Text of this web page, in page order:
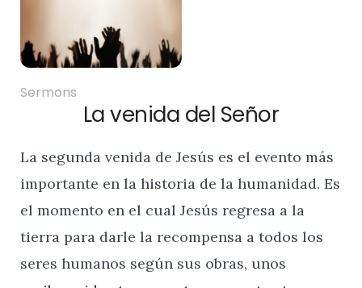
Sermons
La venida del Señor
La segunda venida de Jesús es el evento más
importante en la historia de la humanidad. Es
el momento en el cual Jesús regresa a la
tierra para darle la recompensa a todos los
seres humanos según sus obras, unos